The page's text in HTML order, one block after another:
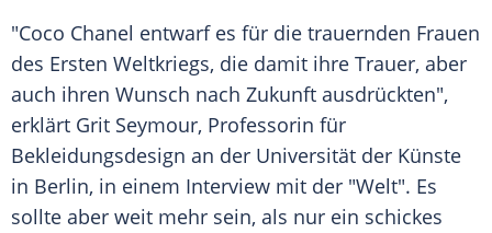
"Coco Chanel entwarf es für die trauernden Frauen
des Ersten Weltkriegs, die damit ihre Trauer, aber
auch ihren Wunsch nach Zukunft ausdrückten",
erklärt Grit Seymour, Professorin für
Bekleidungsdesign an der Universität der Künste
in Berlin, in einem Interview mit der "Welt". Es
sollte aber weit mehr sein, als nur ein schickes